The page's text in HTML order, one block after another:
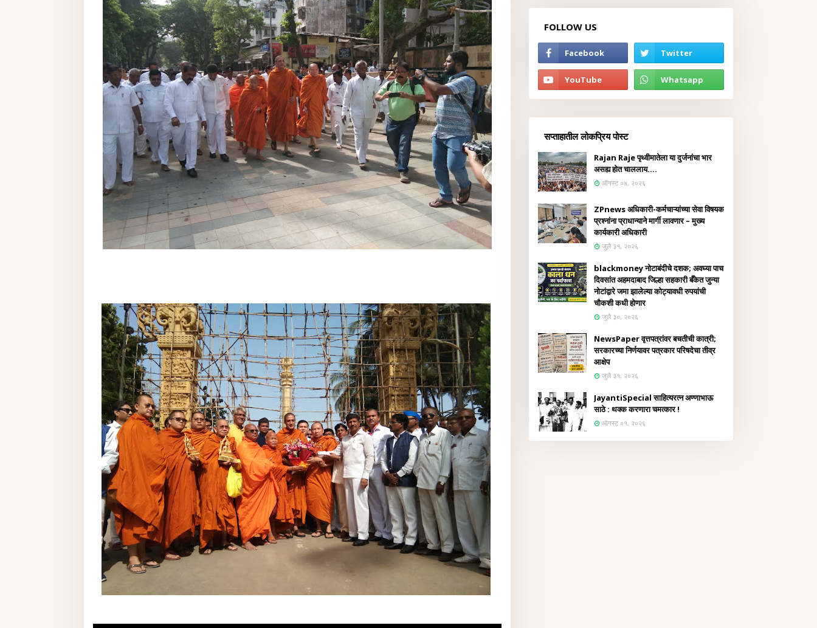
FOLLOW US
सप्ताहातील लोकप्रिय पोस्ट
Rajan Raje पृथ्वीमातेला या दुर्जनांचा भार
असह्य होत चाललाय....
ऑगस्ट ०४, २०२६
ZPnews अधिकारी-कर्मचाऱ्यांच्या सेवा विषयक
प्रश्नांना प्राधान्याने मार्गी लावणार – मुख्य
कार्यकारी अधिकारी
जुलै ३१, २०२६
blackmoney नोटाबंदीचे दशक; अवघ्या पाच
दिवसांत अहमदाबाद जिल्हा सहकारी बँकेत जुन्या
नोटांद्वारे जमा झालेल्या कोट्यावधी रुपयांची
चौकशी कधी होणार
जुलै ३०, २०२६
NewsPaper वृत्तपत्रांवर बचतीची कात्री;
सरकारच्या निर्णयावर पत्रकार परिषदेचा तीव्र
आक्षेप
जुलै ३१, २०२६
JayantiSpecial साहित्यरत्न अण्णाभाऊ
साठे : थक्क करणारा चमत्कार !
ऑगस्ट ०१, २०२६